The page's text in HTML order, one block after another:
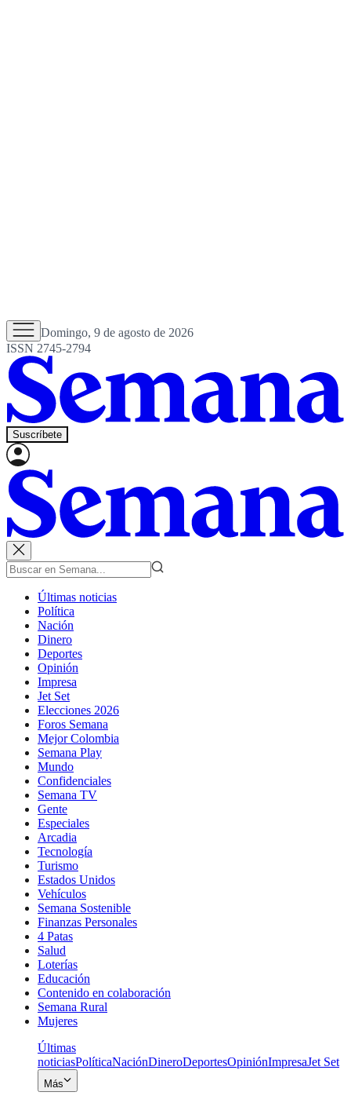
Domingo, 9 de agosto de 2026
ISSN 2745-2794
Suscríbete
Últimas noticias
Política
Nación
Dinero
Deportes
Opinión
Impresa
Jet Set
Elecciones 2026
Foros Semana
Mejor Colombia
Semana Play
Mundo
Confidenciales
Semana TV
Gente
Especiales
Arcadia
Tecnología
Turismo
Estados Unidos
Vehículos
Semana Sostenible
Finanzas Personales
4 Patas
Salud
Loterías
Educación
Contenido en colaboración
Semana Rural
Mujeres
Últimas
noticiasPolíticaNaciónDineroDeportesOpiniónImpresaJet Set
Más